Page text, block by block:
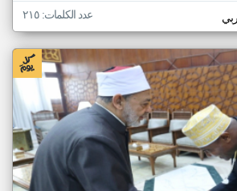
عدد الكلمات: ٢١٥